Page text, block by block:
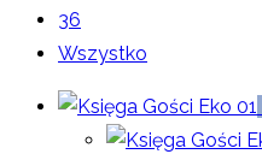
36
Wszystko